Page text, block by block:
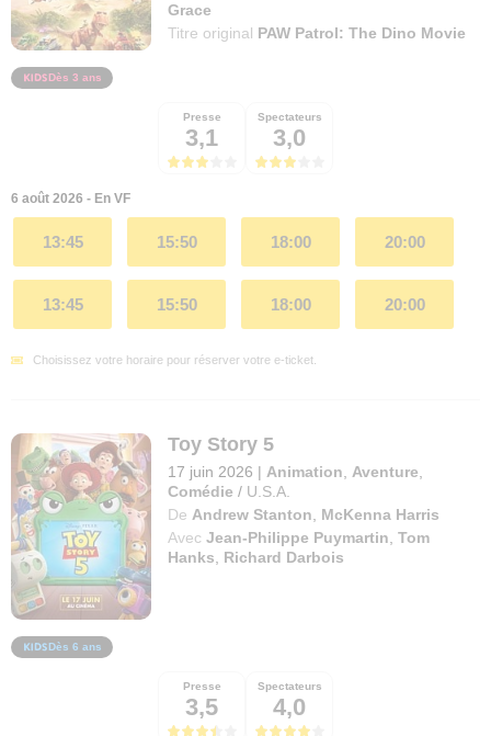
Grace
Titre original PAW Patrol: The Dino Movie
Dès 3 ans
Presse
3,1
Spectateurs
3,0
6 août 2026 - En VF
13:45 15:50 18:00 20:00
13:45 15:50 18:00 20:00
Choisissez votre horaire pour réserver votre e-ticket.
Toy Story 5
17 juin 2026 | Animation Aventure
Comédie / U.S.A.
De Andrew Stanton
McKenna Harris
Avec Jean-Philippe Puymartin ,Tom
Hanks
Richard Darbois
Dès 6 ans
Presse
3,5
Spectateurs
4,0